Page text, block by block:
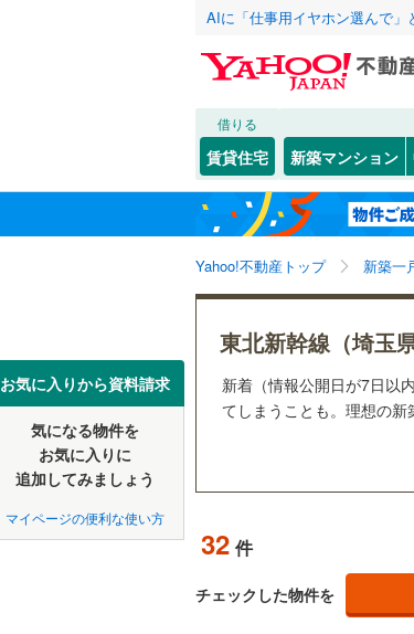
AIに「仕事用イヤホン選んで」
借りる
賃貸住宅 新築マンション
Yahoo!不動産トップ 新築一
お気に入りから資料請求
気になる物件を
お気に入りに
追加してみましょう
マイページの便利な使い方
東北新幹線（埼玉
新着（情報公開日が7日以
てしまうことも。理想の新
32 件
チェックした物件を
北海道
東北
関東
東海
中国
さいたま市
埼玉県のそのほ
かの地域
JR
地下鉄
こだわり条件
配
LD